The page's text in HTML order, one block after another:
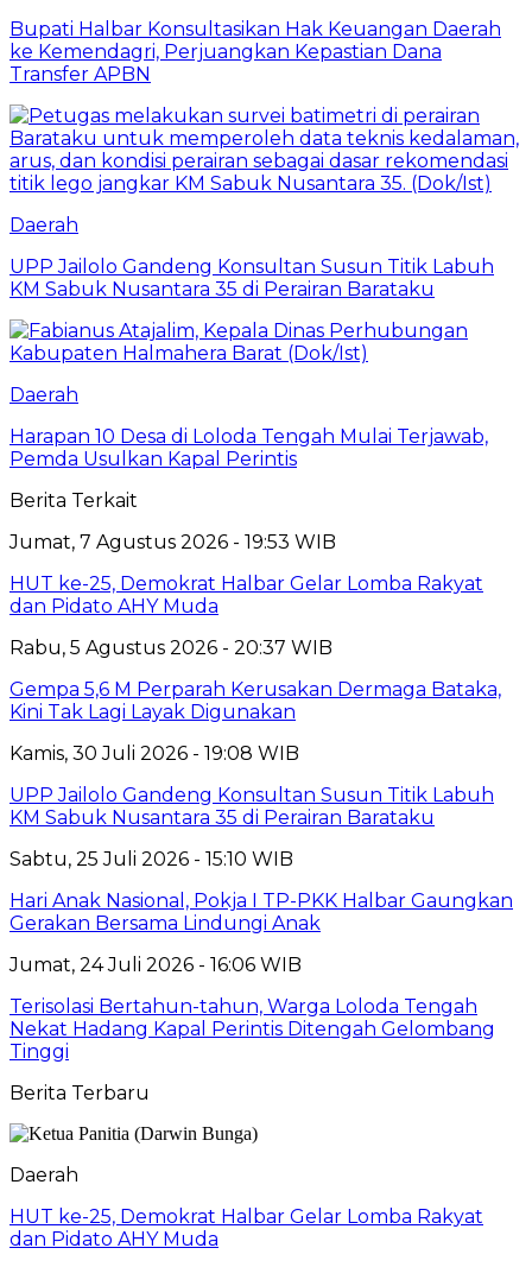
Bupati Halbar Konsultasikan Hak Keuangan Daerah
ke Kemendagri, Perjuangkan Kepastian Dana
Transfer APBN
Daerah
UPP Jailolo Gandeng Konsultan Susun Titik Labuh
KM Sabuk Nusantara 35 di Perairan Barataku
Daerah
Harapan 10 Desa di Loloda Tengah Mulai Terjawab,
Pemda Usulkan Kapal Perintis
Berita Terkait
Jumat, 7 Agustus 2026 - 19:53 WIB
HUT ke-25, Demokrat Halbar Gelar Lomba Rakyat
dan Pidato AHY Muda
Rabu, 5 Agustus 2026 - 20:37 WIB
Gempa 5,6 M Perparah Kerusakan Dermaga Bataka,
Kini Tak Lagi Layak Digunakan
Kamis, 30 Juli 2026 - 19:08 WIB
UPP Jailolo Gandeng Konsultan Susun Titik Labuh
KM Sabuk Nusantara 35 di Perairan Barataku
Sabtu, 25 Juli 2026 - 15:10 WIB
Hari Anak Nasional, Pokja I TP-PKK Halbar Gaungkan
Gerakan Bersama Lindungi Anak
Jumat, 24 Juli 2026 - 16:06 WIB
Terisolasi Bertahun-tahun, Warga Loloda Tengah
Nekat Hadang Kapal Perintis Ditengah Gelombang
Tinggi
Berita Terbaru
Daerah
HUT ke-25, Demokrat Halbar Gelar Lomba Rakyat
dan Pidato AHY Muda